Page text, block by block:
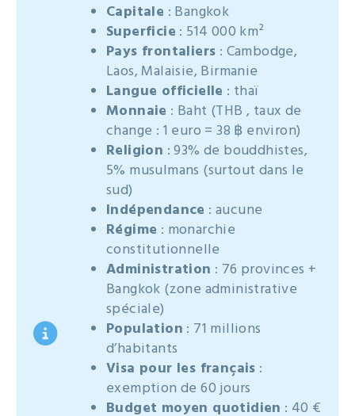
Capitale : Bangkok
Superficie : 514 000 km²
Pays frontaliers : Cambodge,
Laos, Malaisie, Birmanie
Langue officielle : thaï
Monnaie : Baht (THB , taux de
change : 1 euro = 38 ฿ environ)
Religion : 93% de bouddhistes,
5% musulmans (surtout dans le
sud)
Indépendance : aucune
Régime : monarchie
constitutionnelle
Administration : 76 provinces +
Bangkok (zone administrative
spéciale)
Population : 71 millions
d’habitants
Visa pour les français :
exemption de 60 jours
Budget moyen quotidien : 40 €